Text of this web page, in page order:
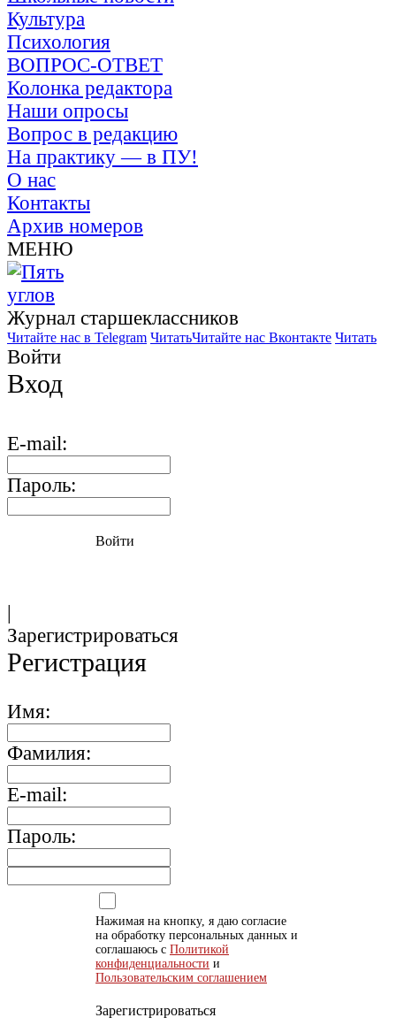
Культура
Психология
ВОПРОС-ОТВЕТ
Колонка редактора
Наши опросы
Вопрос в редакцию
На практику — в ПУ!
О нас
Контакты
Архив номеров
МЕНЮ
Журнал старшекласcников
Читайте нас в Telegram ЧитатьЧитайте нас Вконтакте Читать
Войти
Вход
E-mail:
Пароль:
Войти
|
Зарегистрироваться
Регистрация
Имя:
Фамилия:
E-mail:
Пароль:
Нажимая на кнопку, я даю согласие
на обработку персональных данных и
соглашаюсь с Политикой
конфиденциальности и
Пользовательским соглашением
Зарегистрироваться